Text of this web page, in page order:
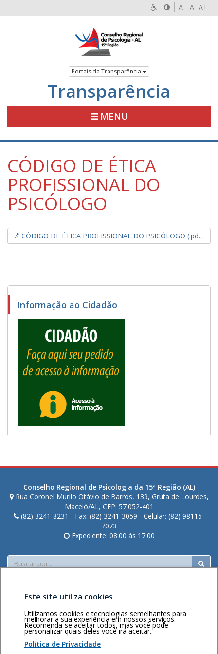
A- A A+
Portais da Transparência
Transparência
MENU
CÓDIGO DE ÉTICA
PROFISSIONAL DO
PSICÓLOGO
CÓDIGO DE ÉTICA PROFISSIONAL DO PSICÓLOGO (.pdf, 0,21 MB)
Informação ao Cidadão
Conselho Regional de Psicologia da 15ª Região (AL)
Rua Coronel Murilo Otávio de Barros, 139, Gruta de Lourdes,
Maceió/AL, CEP: 57.052-401
(82) 3241-8231 - Fax: (82) 3241-3059 - Celular: (82) 98115-
7073
Expediente: 08:00 às 17:00
Buscar
Área restritaPolítica de
privacidadePersonalização
de cookies
Este site utiliza cookies
Utilizamos cookies e tecnologias semelhantes para
melhorar a sua experiência em nossos serviços.
Recomenda-se aceitar todos, mas você pode
personalizar quais deles você irá aceitar.
Política de Privacidade